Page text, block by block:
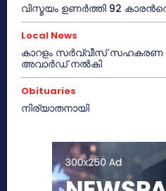
വിസ്മയം ഉണർത്തി 92
Local News
കാറളം സർവ്വീസ് സഹകരണ
അവാർഡ് നൽകി
Obituaries
നിര്യാതനായി